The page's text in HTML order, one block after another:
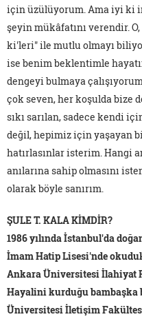
için üzülüyorum. Ama iyi ki
şeyin mükâfatını verendir.
ki'leri" ile mutlu olmayı
ise benim beklentimle
dengeyi bulmaya
çok seven, her koşulda bize
sıkı sarılan, sadece kendi
değil, hepimiz için yaşayan
hatırlasınlar isterim. Hangi
anılarına sahip olmasını
olarak böyle sanırım.
ŞULE T. KALA KİMDİR?
1986 yılında İstanbul'da
İmam Hatip Lisesi'nde
Ankara Üniversitesi İlahiyat
Hayalini kurduğu bambaşka
Üniversitesi İletişim